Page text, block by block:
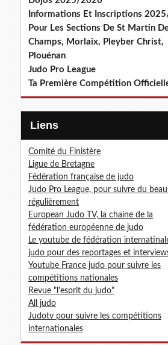
Informations Et Inscriptions
Pour Les Sections De St Martin
Champs, Morlaix, Pleyber Christ,
Plouénan
Judo Pro League
Ta Première Compétition
Liens
Comité du Finistère
Ligue de Bretagne
Fédération française de judo
Judo Pro League, pour suivre du
régulièrement
European Judo TV, la chaine de la
fédération européenne de judo
Le youtube de fédération
judo pour des reportages et
Youtube France judo pour suivre les
compétitions nationales
Revue "l'esprit du judo"
All judo
Judotv pour suivre les compétitions
internationales